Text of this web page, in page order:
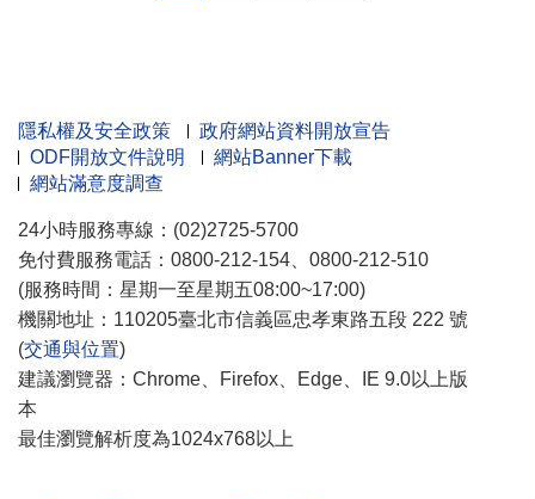
隱私權及安全政策
政府網站資料開放宣告
ODF開放文件說明
網站Banner下載
網站滿意度調查
24小時服務專線：(02)2725-5700
免付費服務電話：0800-212-154、0800-212-510
(服務時間：星期一至星期五08:00~17:00)
機關地址：110205臺北市信義區忠孝東路五段 222 號
(交通與位置)
建議瀏覽器：Chrome、Firefox、Edge、IE 9.0以上版
本
最佳瀏覽解析度為1024x768以上